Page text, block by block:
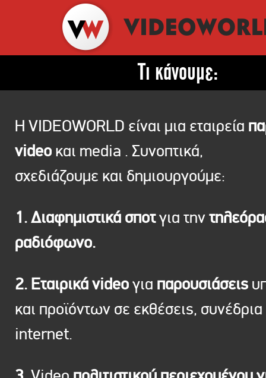
Τι κάνουμε:
Η VIDEOWORLD είναι μια εταιρεία
video και media . Συνοπτικά,
σχεδιάζουμε και δημιουργούμε:
1. Διαφημιστικά σποτγια την
ραδιόφωνο.
2. Εταιρικά videoγια παρουσιάσεις
και προϊόντων σε εκθέσεις, συνέδρια
internet.